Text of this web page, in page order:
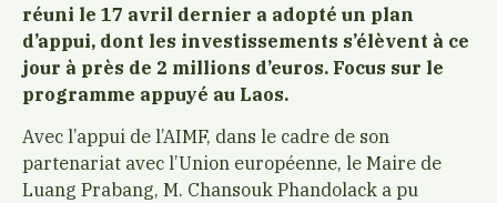
réuni le 17 avril dernier a adopté un plan
d’appui, dont les investissements s’élèvent à ce
jour à près de 2 millions d’euros. Focus sur le
programme appuyé au Laos.
Avec l’appui de l’AIMF, dans le cadre de son
partenariat avec l’Union européenne, le Maire de
Luang Prabang, M. Chansouk Phandolack a pu